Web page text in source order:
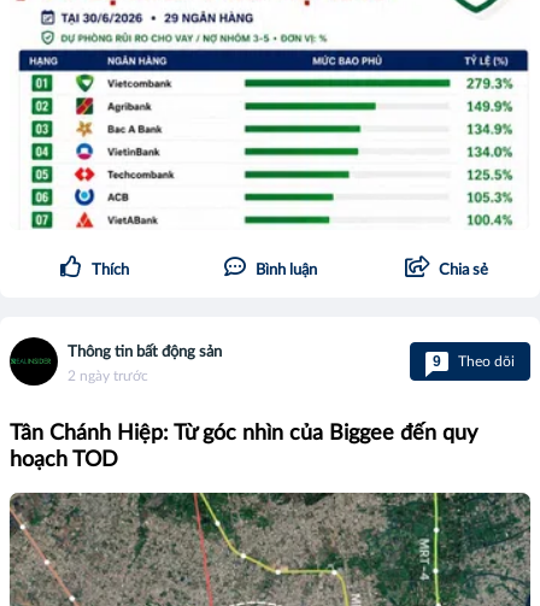
Thích Bình luận Chia sẻ
Thông tin bất động sản
2 ngày trước
9 Theo dõi
Tân Chánh Hiệp: Từ góc nhìn của Biggee đến quy
hoạch TOD